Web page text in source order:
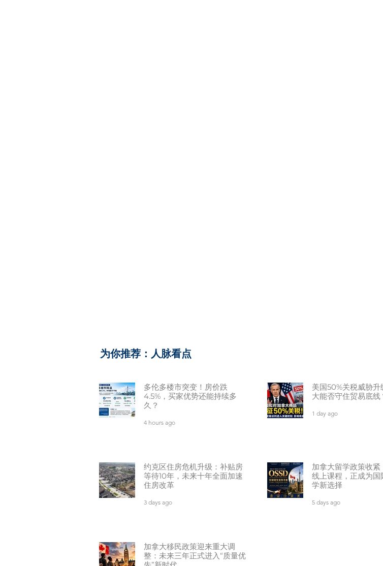
​为你推荐：人脉看点
多伦多楼市突变！房价跌
4.5%，买家优势还能持续多
久？
4 hours ago
美国50%关税威胁升
大能否守住贸易底线
1 day ago
约克区住房危机升级：补贴房
等待10年，未来十年全面加速
住房改革
3 days ago
加拿大留学政策收紧
线上课程，正成为国
学新选择
5 days ago
加拿大移民政策迎来重大调
整：未来三年正式进入“质量优